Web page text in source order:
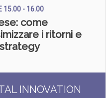
15.00 - 16.00
come
i ritorni e
INNOVATION